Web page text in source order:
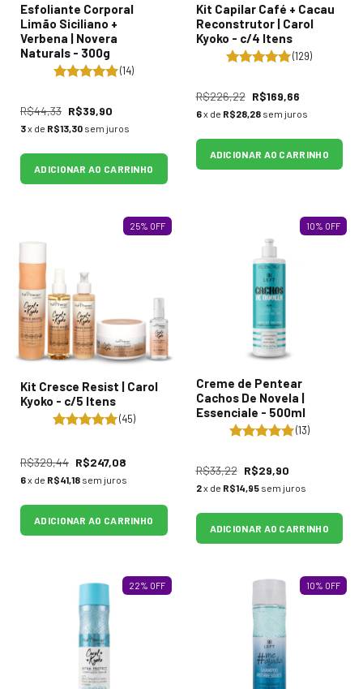
Esfoliante Corporal
Limão Siciliano +
Verbena | Novera
Naturals - 300g
(14)
R$44,33 R$39,90
3x de R$13,30 sem juros
ADICIONAR AO CARRINHO
Kit Capilar Café + Cacau
Reconstrutor | Carol
Kyoko - c/4 Itens
(129)
R$226,22 R$169,66
6x de R$28,28 sem juros
ADICIONAR AO CARRINHO
25% OFF
Kit Cresce Resist | Carol
Kyoko - c/5 Itens
(45)
R$329,44 R$247,08
6x de R$41,18 sem juros
ADICIONAR AO CARRINHO
10% OFF
Creme de Pentear
Cachos De Novela |
Essenciale - 500ml
(13)
R$33,22 R$29,90
2x de R$14,95 sem juros
ADICIONAR AO CARRINHO
22% OFF 10% OFF